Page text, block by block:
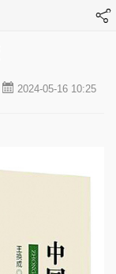
2024-05-16 10:25